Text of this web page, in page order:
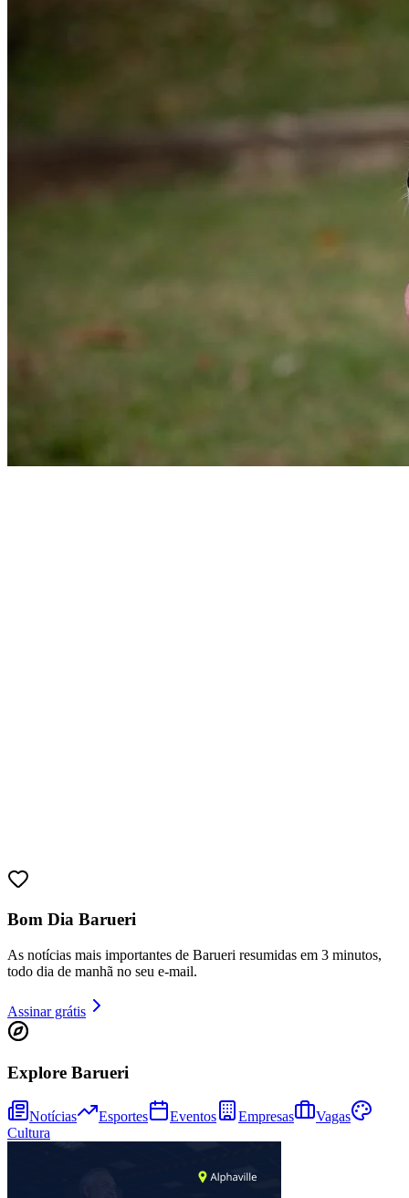
Bom Dia Barueri
As notícias mais importantes de Barueri resumidas em 3 minutos,
todo dia de manhã no seu e-mail.
Assinar grátis
Explore Barueri
Notícias Esportes Eventos Empresas
Vagas
Cultura